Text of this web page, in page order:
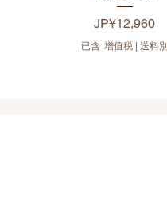
價格
JP¥12,960
已含 增值税| 送料別